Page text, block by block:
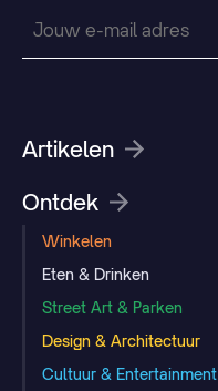
Artikelen
Ontdek
Winkelen
Eten & Drinken
Street Art & Parken
Design & Architectuur
Cultuur & Entertainment